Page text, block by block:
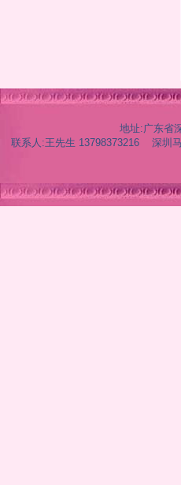
地址:广东省
联系人:王先生 13798373216 深圳